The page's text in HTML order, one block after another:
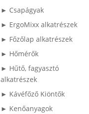
► Csapágyak
► ErgoMixx alkatrészek
► Főzőlap alkatrészek
► Hőmérők
► Hűtő, fagyasztó
alkatrészek
► Kávéfőző Kiöntők
► Kenőanyagok